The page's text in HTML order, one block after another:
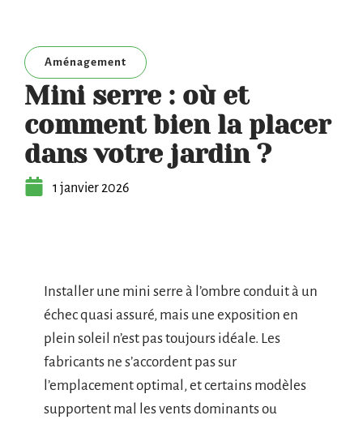
Aménagement
Mini serre : où et
comment bien la placer
dans votre jardin ?
1 janvier 2026
Installer une mini serre à l’ombre conduit à un
échec quasi assuré, mais une exposition en
plein soleil n’est pas toujours idéale. Les
fabricants ne s’accordent pas sur
l’emplacement optimal, et certains modèles
supportent mal les vents dominants ou